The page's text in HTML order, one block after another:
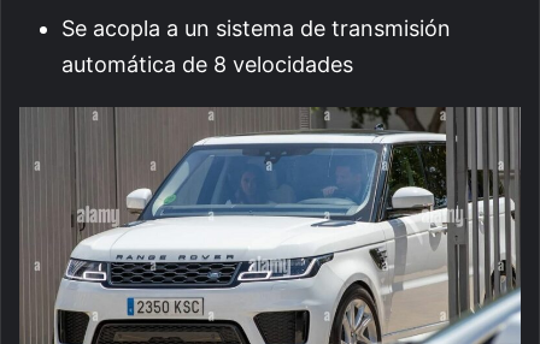
Se acopla a un sistema de transmisión
automática de 8 velocidades